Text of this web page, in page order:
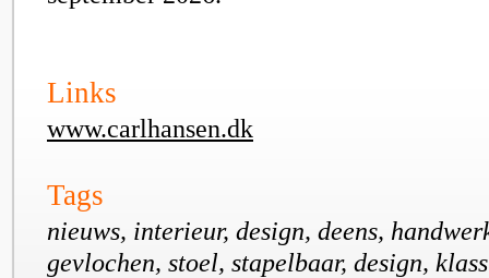
Links
www.carlhansen.dk
Tags
nieuws, interieur, design, deens,
gevlochen, stoel, stapelbaar, design,